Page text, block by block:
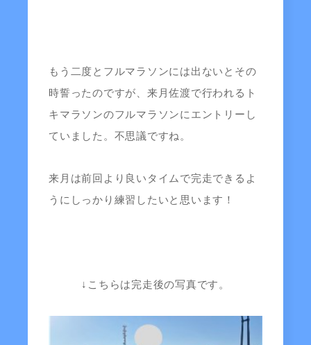
もう二度とフルマラソンには出ないとその
時誓ったのですが、来月佐渡で行われるト
キマラソンのフルマラソンにエントリーし
ていました。不思議ですね。
来月は前回より良いタイムで完走できるよ
うにしっかり練習したいと思います！
↓こちらは完走後の写真です。